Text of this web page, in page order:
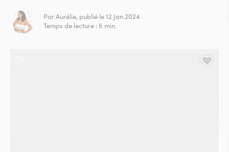
! Dans ce cadre magique et fleuri, on aime le printemps,...
Par Aurélie, publié le 12 Jan 2024
Temps de lecture : 6 min.